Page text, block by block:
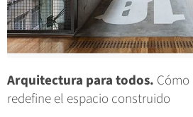
Arquitectura para todos.
redefine el espacio construido